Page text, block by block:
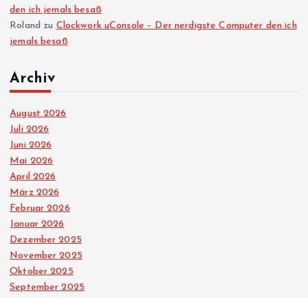
den ich jemals besaß
Roland zu Clockwork uConsole – Der nerdigste Computer den ich
jemals besaß
Archiv
August 2026
Juli 2026
Juni 2026
Mai 2026
April 2026
März 2026
Februar 2026
Januar 2026
Dezember 2025
November 2025
Oktober 2025
September 2025